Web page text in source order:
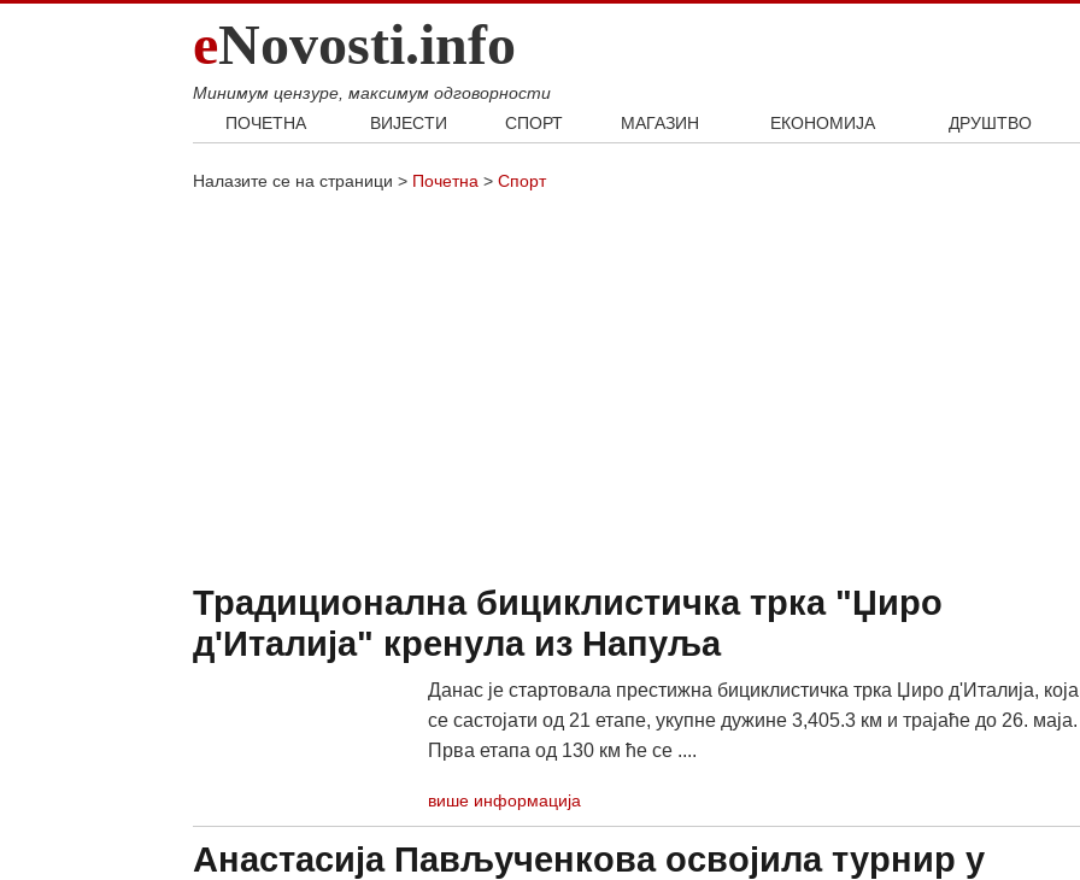
eNovosti.info
Минимум цензуре, максимум одговорности
ПОЧЕТНА
ВИЈЕСТИ
Балкан
СПОРТ
Кошарка
МАГАЗИН
ЕКОНОМИЈА
ДРУШТВО
Налазите се на страници > Почетна > Спорт
Традиционална бициклистичка трка "Џиро
д'Италија" кренула из Напуља
Данас је стартовала престижна бициклистичка трка Џиро д'Италија,
се састојати од 21 етапе, укупне дужине 3,405.3 км и трајаће до 26. маја.
Прва етапа од 130 км ће се ....
више информација
Анастасија Пављученкова освојила турнир у